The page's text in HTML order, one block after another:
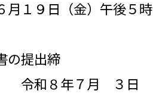
１９日（金）午後５時
の提出締
年７月 ３日